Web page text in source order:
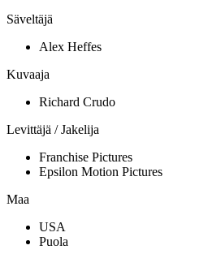
Säveltäjä
Alex Heffes
Kuvaaja
Richard Crudo
Levittäjä / Jakelija
Franchise Pictures
Epsilon Motion Pictures
Maa
USA
Puola